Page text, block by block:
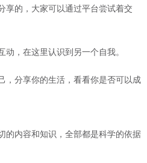
享的，大家可以通过平台尝试着交
，在这里认识到另一个自我。
，分享你的生活，看看你是否可以成
的内容和知识，全部都是科学的依据